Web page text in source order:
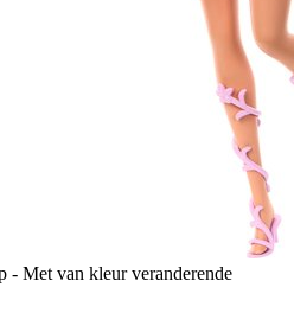
- Met van kleur veranderende